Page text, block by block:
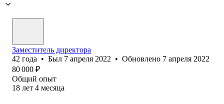
Заместитель директора
42 года • Был 7 апреля 2022 • Обновлено 7 апреля 2022
80 000 ₽
Общий опыт
18 лет 4 месяца